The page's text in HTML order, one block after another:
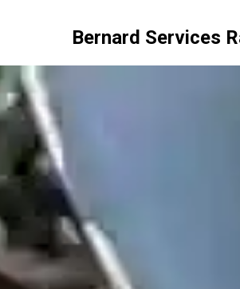
Bernard Services